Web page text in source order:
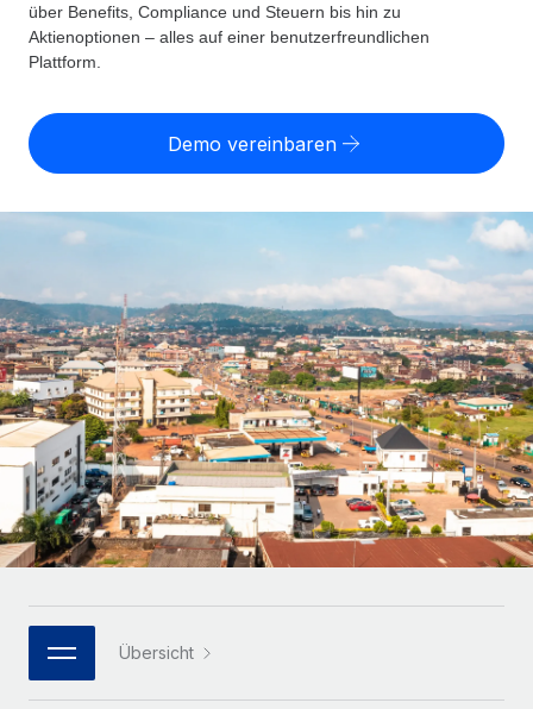
Employer of Record
Weltweites Wachstum ohne Kosten für Niederlassungen
Contractor of Record
Rechtssichere, weltweite Arbeit mit Freelancer:innen
Globales Onboarding und Verwalten von
Auslagern von komplexen HR-Aufgaben
INFRASTRUKTUR
Remote Embedded
Nahtlose Integration der HR in bestehende Abläufe
Plattform
Integrierte HR-Kernfunktionen für dein Team
MCP
Integrationen
Country Explorer
Länderspezifische Unterstützung bei der Einstellung
Einfache Einstellung in allen US-Bundesstaaten
Startups
Agile HR- und Payroll-Lösungen für wachsende
Unternehmen
Mittelstand
Maßgeschneiderte HR-Lösungen, um Teams zu
vergrößern
Enterprise
Globale HR für Konzerne und Großunternehmen
PARTNER WERDEN
Flexible Einbettung von Global-HR-Funktionen in deine
TOOLS UND RECHNER
Scheinselbstständigkeitsrisiko berechnen
Personalkostenrechner
Honorarzahlungen berechnen
Informationen zu möglichen Währungen und
Abwicklungsfristen für globale Freelancer:innen
LERNEN MIT REMOTE
Forschung und Leitfäden
Fallstudien
HR-Glossar
Bibliothek für Stellenbeschreibungen
Webinare
Preise
Français
Deutsch
Español
Italiano
Português (Portugal)
한국어
Anmelden
über Benefits, Compliance und Steuern bis hin zu
Aktienoptionen – alles auf einer benutzerfreundlichen
Plattform.
Demo vereinbaren
Übersicht